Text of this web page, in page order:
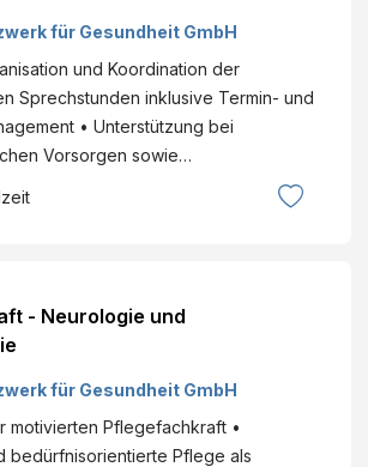
für Gesundheit GmbH
und Koordination der
Sprechstunden inklusive Termin- und
• Unterstützung bei
Vorsorgen sowie…
- Neurologie und
für Gesundheit GmbH
motivierten Pflegefachkraft •
bedürfnisorientierte Pflege als